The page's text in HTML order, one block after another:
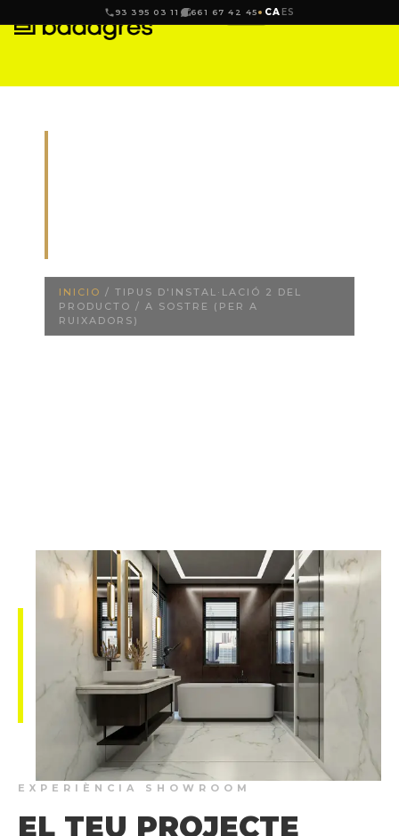
93 395 03 11 661 67 42 45 CA ES
INICIO / TIPUS D'INSTAL·LACIÓ 2 DEL
PRODUCTO / A SOSTRE (PER A
RUIXADORS)
EXPERIÈNCIA SHOWROOM
EL TEU PROJECTE